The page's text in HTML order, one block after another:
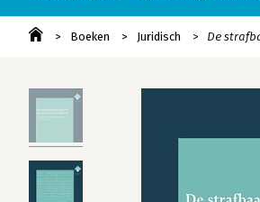
Boeken Juridisch De